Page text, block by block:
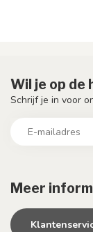
Meer
Wil je op de
Schrijf je in voor